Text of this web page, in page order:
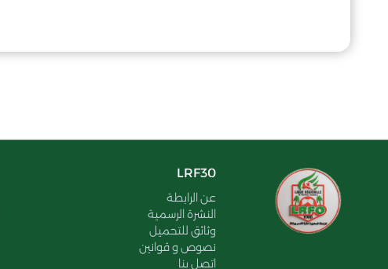
LRF30
عن الرابطة
النشرة الرسمية
وثائق للتحميل
نصوص و قوانين
اتصل بنا